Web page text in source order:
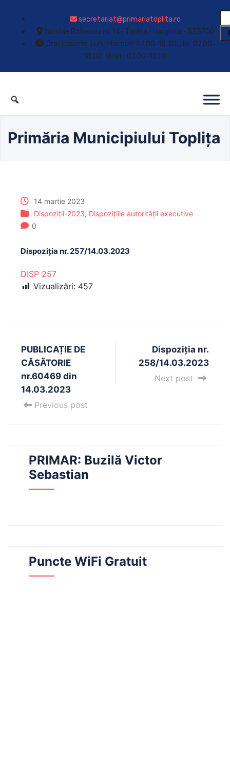
secretariat@primariatoplita.ro
Nicolae Bălcescu nr. 14 • Toplița • Harghita • 535700
Orar casierie: Luni-Miercuri: 07.00-15.30; Joi: 07.00-
18.00; Vineri: 07.00-13.00
Primăria Municipiului Toplița
14 martie 2023
Dispoziții-2023, Dispozițiile autorității executive
0
Dispoziția nr. 257/14.03.2023
DISP 257
Vizualizări: 457
PUBLICAȚIE DE
CĂSĂTORIE
nr.60469 din
14.03.2023
Previous post
Dispoziția nr.
258/14.03.2023
Next post
PRIMAR: Buzilă Victor
Sebastian
Puncte WiFi Gratuit